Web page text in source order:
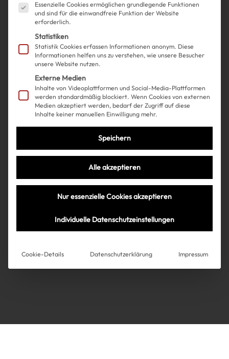
Über uns Kooperationen
AGB
Über uns
Kooperationen
Instagram
Très Click
Impressum
AGB
Essenzielle Cookies ermöglichen grundlegende Funktionen
und sind für die einwandfreie Funktion der Website
erforderlich.
Statistiken
Statistik Cookies erfassen Informationen anonym. Diese
Informationen helfen uns zu verstehen, wie unsere Besucher
unsere Website nutzen.
Externe Medien
Inhalte von Videoplattformen und Social-Media-Plattformen
werden standardmäßig blockiert. Wenn Cookies von externen
Medien akzeptiert werden, bedarf der Zugriff auf diese
Inhalte keiner manuellen Einwilligung mehr.
Speichern
Alle akzeptieren
Nur essenzielle Cookies akzeptieren
Individuelle Datenschutzeinstellungen
Cookie-Details Datenschutzerklärung Impressum